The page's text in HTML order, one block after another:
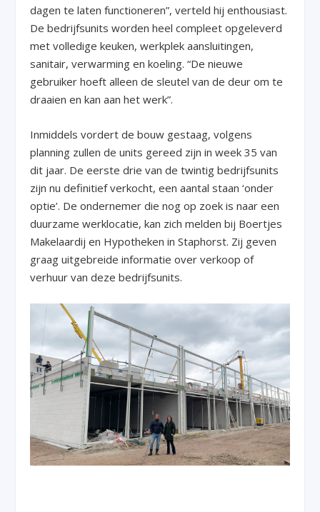
dagen te laten functioneren”, verteld hij enthousiast.
De bedrijfsunits worden heel compleet opgeleverd
met volledige keuken, werkplek aansluitingen,
sanitair, verwarming en koeling. “De nieuwe
gebruiker hoeft alleen de sleutel van de deur om te
draaien en kan aan het werk”.
Inmiddels vordert de bouw gestaag, volgens
planning zullen de units gereed zijn in week 35 van
dit jaar. De eerste drie van de twintig bedrijfsunits
zijn nu definitief verkocht, een aantal staan ‘onder
optie’. De ondernemer die nog op zoek is naar een
duurzame werklocatie, kan zich melden bij Boertjes
Makelaardij en Hypotheken in Staphorst. Zij geven
graag uitgebreide informatie over verkoop of
verhuur van deze bedrijfsunits.